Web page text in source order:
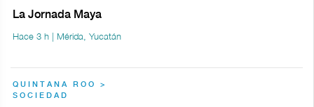
La Jornada Maya
Hace 3 h | Mérida, Yucatán
QUINTANA ROO >
SOCIEDAD